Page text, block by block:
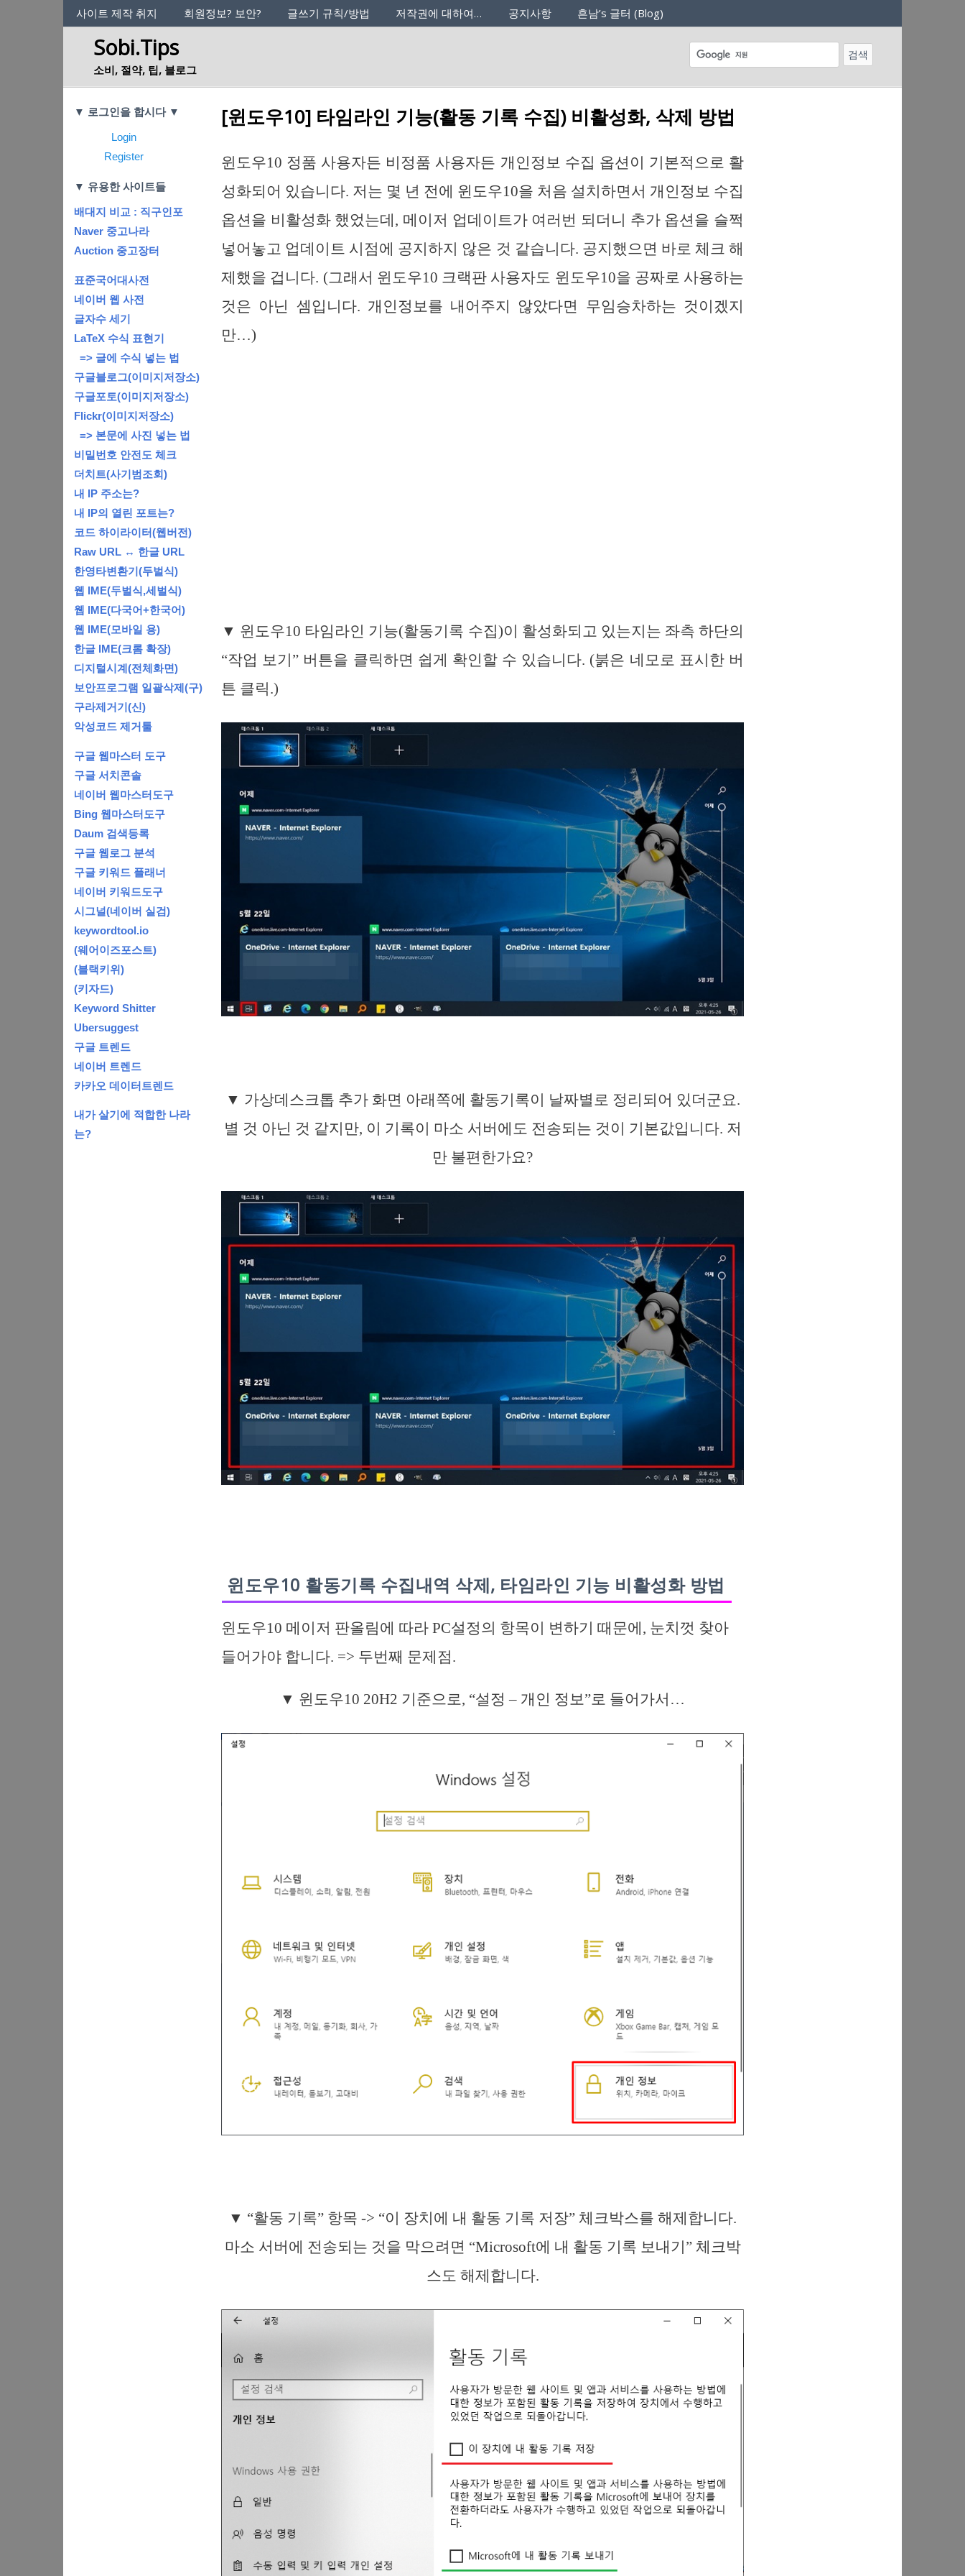
사이트의 정체성
사이트 제작 취지 회원정보? 보안? 글쓰기 규칙/방법 저작권에 대하여… 공지사항 흔남’s 글터 (Blog)
Sobi.Tips
소비, 절약, 팁, 블로그
Categories
[윈도우10] 타임라인 기능(활동 기록 수집) 비활성화, 삭제 방법
윈도우10 정품 사용자든 비정품 사용자든 개인정보 수집 옵션이 기본적으로 활
성화되어 있습니다. 저는 몇 년 전에 윈도우10을 처음 설치하면서 개인정보 수집
옵션을 비활성화 했었는데, 메이저 업데이트가 여러번 되더니 추가 옵션을 슬쩍
넣어놓고 업데이트 시점에 공지하지 않은 것 같습니다. 공지했으면 바로 체크 해
제했을 겁니다. (그래서 윈도우10 크랙판 사용자도 윈도우10을 공짜로 사용하는
것은 아닌 셈입니다. 개인정보를 내어주지 않았다면 무임승차하는 것이겠지
만…)
▼ 윈도우10 타임라인 기능(활동기록 수집)이 활성화되고 있는지는 좌측 하단의
“작업 보기” 버튼을 클릭하면 쉽게 확인할 수 있습니다. (붉은 네모로 표시한 버
튼 클릭.)
▼ 가상데스크톱 추가 화면 아래쪽에 활동기록이 날짜별로 정리되어 있더군요.
별 것 아닌 것 같지만, 이 기록이 마소 서버에도 전송되는 것이 기본값입니다. 저
만 불편한가요?
윈도우10 활동기록 수집내역 삭제, 타임라인 기능 비활성화 방법
윈도우10 메이저 판올림에 따라 PC설정의 항목이 변하기 때문에, 눈치껏 찾아
들어가야 합니다. => 두번째 문제점.
▼ 윈도우10 20H2 기준으로, “설정 – 개인 정보”로 들어가서…
▼ “활동 기록” 항목 -> “이 장치에 내 활동 기록 저장” 체크박스를 해제합니다.
마소 서버에 전송되는 것을 막으려면 “Microsoft에 내 활동 기록 보내기” 체크박
스도 해제합니다.
▼ 로그인을 합시다 ▼
Login
Register
▼ 유용한 사이트들
배대지 비교 : 직구인포
Naver 중고나라
Auction 중고장터
표준국어대사전
네이버 웹 사전
글자수 세기
LaTeX 수식 표현기
=> 글에 수식 넣는 법
구글블로그(이미지저장소)
구글포토(이미지저장소)
Flickr(이미지저장소)
=> 본문에 사진 넣는 법
비밀번호 안전도 체크
더치트(사기범조회)
내 IP 주소는?
내 IP의 열린 포트는?
코드 하이라이터(웹버전)
Raw URL ↔ 한글 URL
한영타변환기(두벌식)
웹 IME(두벌식,세벌식)
웹 IME(다국어+한국어)
웹 IME(모바일 용)
한글 IME(크롬 확장)
디지털시계(전체화면)
보안프로그램 일괄삭제(구)
구라제거기(신)
악성코드 제거툴
구글 웹마스터 도구
구글 서치콘솔
네이버 웹마스터도구
Bing 웹마스터도구
Daum 검색등록
구글 웹로그 분석
구글 키워드 플래너
네이버 키워드도구
시그널(네이버 실검)
keywordtool.io
(웨어이즈포스트)
(블랙키위)
(키자드)
Keyword Shitter
Ubersuggest
구글 트렌드
네이버 트렌드
카카오 데이터트렌드
내가 살기에 적합한 나라
는?